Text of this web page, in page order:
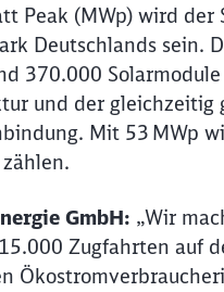
Peak (MWp) wird der
Deutschlands sein.
370.000
und der
Mit 53 MWp
GmbH: „Wir
Zugfahrten auf